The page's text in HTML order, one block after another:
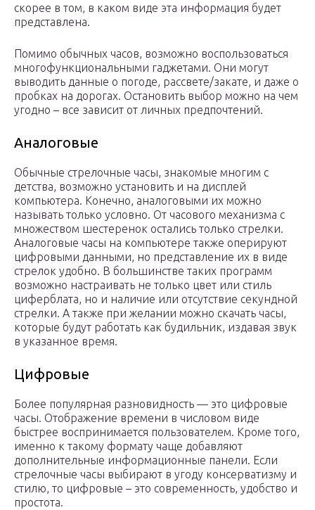
скорее в том, в каком виде эта информация будет
представлена.
Помимо обычных часов, возможно воспользоваться
многофункциональными гаджетами. Они могут
выводить данные о погоде, рассвете/закате, и даже о
пробках на дорогах. Остановить выбор можно на чем
угодно – все зависит от личных предпочтений.
Аналоговые
Обычные стрелочные часы, знакомые многим с
детства, возможно установить и на дисплей
компьютера. Конечно, аналоговыми их можно
называть только условно. От часового механизма с
множеством шестеренок остались только стрелки.
Аналоговые часы на компьютере также оперируют
цифровыми данными, но представление их в виде
стрелок удобно. В большинстве таких программ
возможно настраивать не только цвет или стиль
циферблата, но и наличие или отсутствие секундной
стрелки. А также при желании можно скачать часы,
которые будут работать как будильник, издавая звук
в указанное время.
Цифровые
Более популярная разновидность — это цифровые
часы. Отображение времени в числовом виде
быстрее воспринимается пользователем. Кроме того,
именно к такому формату чаще добавляют
дополнительные информационные панели. Если
стрелочные часы выбирают в угоду консерватизму и
стилю, то цифровые – это современность, удобство и
простота.